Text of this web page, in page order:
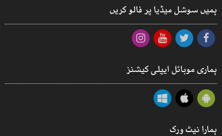
ہمیں سوشل میڈیا پر فالو کریں
ہماری موبائل ایپلی کیشنز
ہمارا نیٹ ورک